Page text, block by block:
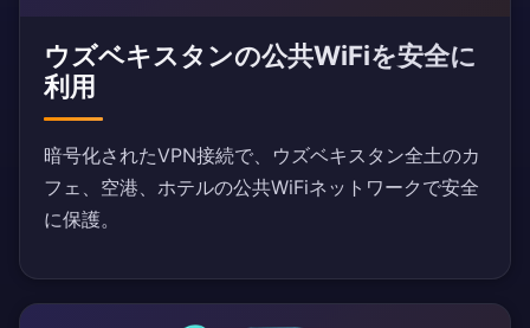
ウズベキスタンの公共WiFiを安全に
利用
暗号化されたVPN接続で、ウズベキスタン全土のカ
フェ、空港、ホテルの公共WiFiネットワークで安全
に保護。